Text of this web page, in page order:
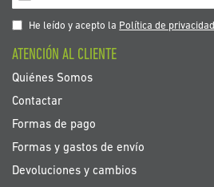
a
nuestro
de
noticias:
He leído y acepto la Política de privacidad
ATENCIÓN AL CLIENTE
Quiénes Somos
Contactar
Formas de pago
Formas y gastos de envío
Devoluciones y cambios